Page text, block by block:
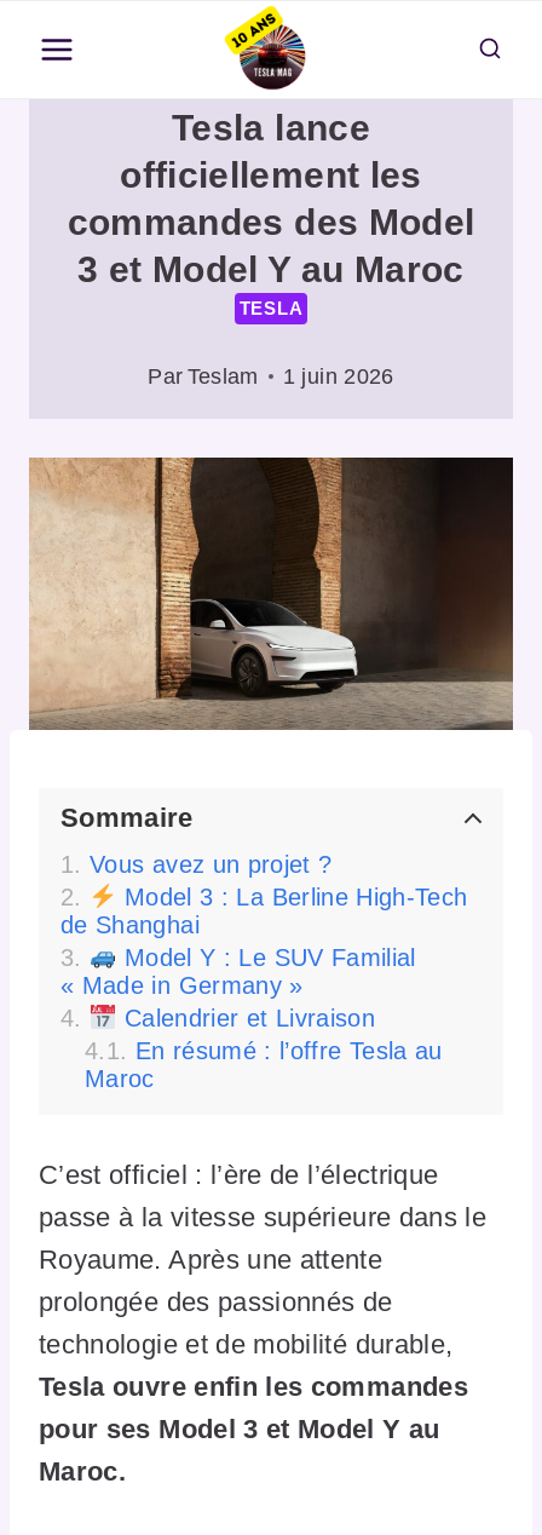
contenu
Tesla lance
officiellement les
commandes des Model
3 et Model Y au Maroc
TESLA
Par Teslam 1 juin 2026
Sommaire
Vous avez un projet ?
Model 3 : La Berline High-Tech
de Shanghai
Model Y : Le SUV Familial
« Made in Germany »
Calendrier et Livraison
En résumé : l’offre Tesla au
Maroc
C’est officiel : l’ère de l’électrique
passe à la vitesse supérieure dans le
Royaume. Après une attente
prolongée des passionnés de
technologie et de mobilité durable,
Tesla ouvre enfin les commandes
pour ses Model 3 et Model Y au
Maroc.